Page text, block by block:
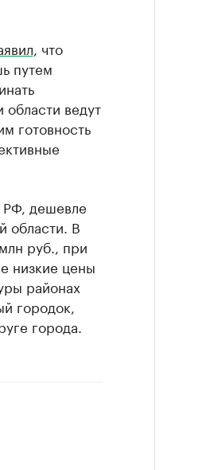
, что
путем
ведут
готовность
РФ, дешевле
области. В
руб., при
низкие цены
районах
городок,
города.